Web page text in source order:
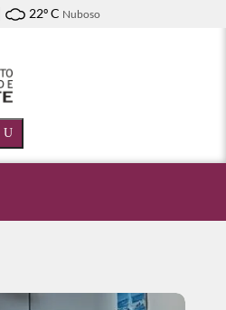
22º C Nuboso
U